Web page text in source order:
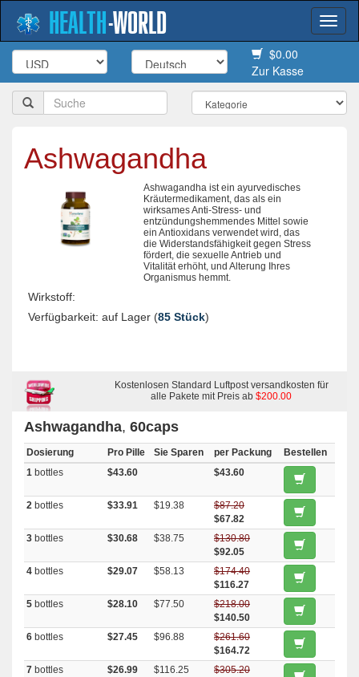
HEALTH-WORLD
$0.00
Zur Kasse
Ashwagandha
Ashwagandha ist ein ayurvedisches
Kräutermedikament, das als ein
wirksames Anti-Stress- und
entzündungshemmendes Mittel sowie
ein Antioxidans verwendet wird, das
die Widerstandsfähigkeit gegen Stress
fördert, die sexuelle Antrieb und
Vitalität erhöht, und Alterung Ihres
Organismus hemmt.
Wirkstoff:
Verfügbarkeit: auf Lager (85 Stück)
Kostenlosen Standard Luftpost versandkosten für
alle Pakete mit Preis ab$200.00
Ashwagandha, 60caps
Dosierung Pro Pille Sie Sparen per Packung
Bestellen
1 bottles $43.60 $43.60
2 bottles $33.91 $19.38
$87.20
$67.82
3 bottles $30.68 $38.75
$130.80
$92.05
4 bottles $29.07 $58.13
$174.40
$116.27
5 bottles $28.10 $77.50
$218.00
$140.50
6 bottles $27.45 $96.88
$261.60
$164.72
7 bottles $26.99 $116.25
$305.20